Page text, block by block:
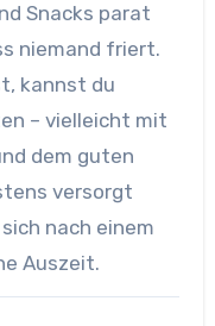
Snacks parat
niemand friert.
kannst du
– vielleicht mit
dem guten
versorgt
nach einem
Auszeit.